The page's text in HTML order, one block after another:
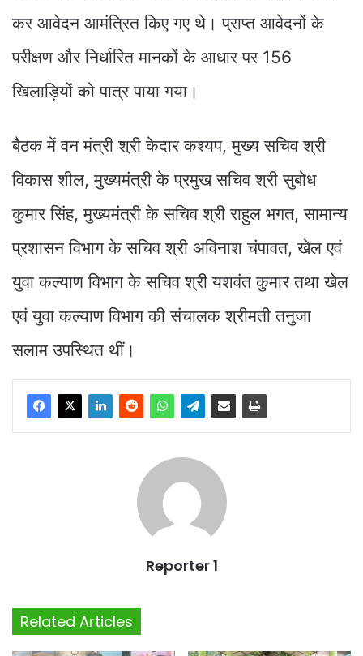
कर आवेदन आमंत्रित किए गए थे। प्राप्त आवेदनों के
परीक्षण और निर्धारित मानकों के आधार पर 156
खिलाड़ियों को पात्र पाया गया।
बैठक में वन मंत्री श्री केदार कश्यप, मुख्य सचिव श्री
विकास शील, मुख्यमंत्री के प्रमुख सचिव श्री सुबोध
कुमार सिंह, मुख्यमंत्री के सचिव श्री राहुल भगत, सामान्य
प्रशासन विभाग के सचिव श्री अविनाश चंपावत, खेल एवं
युवा कल्याण विभाग के सचिव श्री यशवंत कुमार तथा खेल
एवं युवा कल्याण विभाग की संचालक श्रीमती तनुजा
सलाम उपस्थित थीं।
Reporter 1
Related Articles